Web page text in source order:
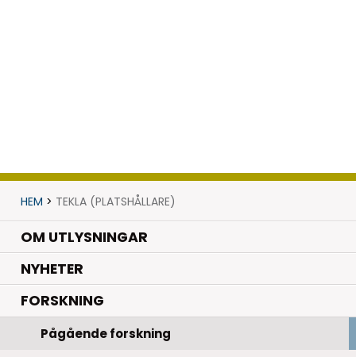
HEM > TEKLA (PLATSHÅLLARE)
OM UTLYSNINGAR
NYHETER.
FORSKNING.
Pågående forskning